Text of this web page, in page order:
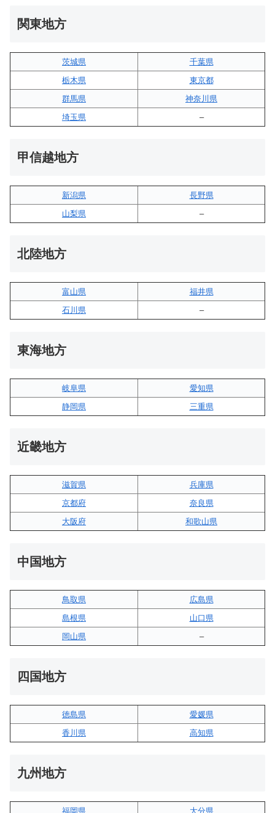
関東地方
茨城県
千葉県
栃木県
東京都
群馬県
神奈川県
埼玉県
–
甲信越地方
新潟県
長野県
山梨県
–
北陸地方
富山県
福井県
石川県
–
東海地方
岐阜県
愛知県
静岡県
三重県
近畿地方
滋賀県
兵庫県
京都府
奈良県
大阪府
和歌山県
中国地方
鳥取県
広島県
島根県
山口県
岡山県
–
四国地方
徳島県
愛媛県
香川県
高知県
九州地方
福岡県 大分県